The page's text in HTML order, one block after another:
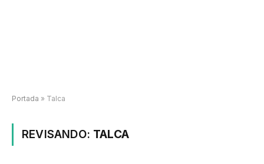
Portada » Talca
REVISANDO: TALCA